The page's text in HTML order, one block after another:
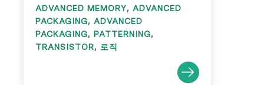
ADVANCED MEMORY, ADVANCED
PACKAGING, ADVANCED
PACKAGING, PATTERNING,
TRANSISTOR, 로직